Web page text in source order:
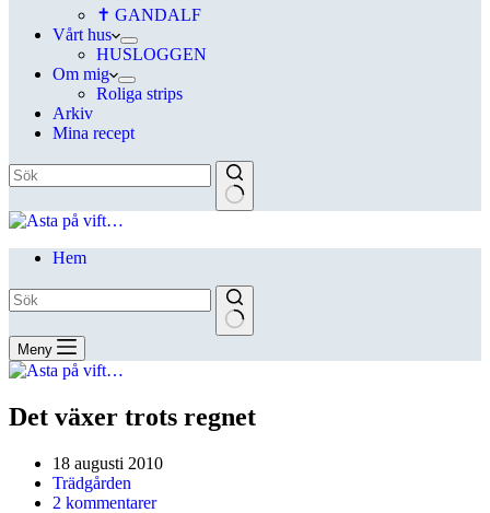
✝ GANDALF
Vårt hus
HUSLOGGEN
Om mig
Roliga strips
Arkiv
Mina recept
Hem
Meny
Det växer trots regnet
18 augusti 2010
Trädgården
2 kommentarer